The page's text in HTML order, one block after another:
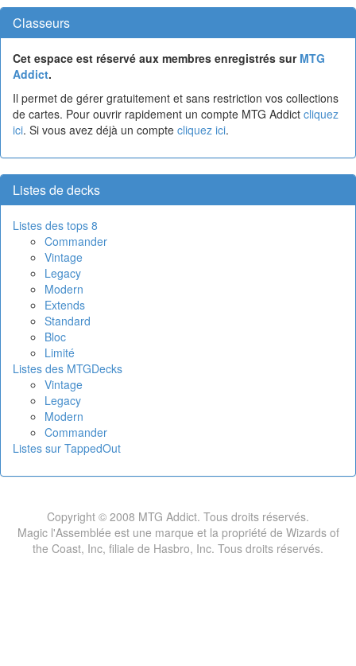
Classeurs
Cet espace est réservé aux membres enregistrés sur MTG
Addict.
Il permet de gérer gratuitement et sans restriction vos collections
de cartes. Pour ouvrir rapidement un compte MTG Addict cliquez
ici. Si vous avez déjà un compte cliquez ici.
Listes de decks
Listes des tops 8
Commander
Vintage
Legacy
Modern
Extends
Standard
Bloc
Limité
Listes des MTGDecks
Vintage
Legacy
Modern
Commander
Listes sur TappedOut
Copyright © 2008 MTG Addict. Tous droits réservés.
Magic l'Assemblée est une marque et la propriété de Wizards of
the Coast, Inc, filiale de Hasbro, Inc. Tous droits réservés.